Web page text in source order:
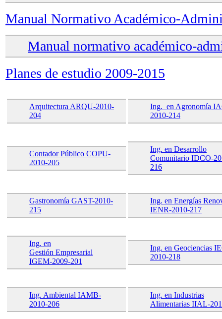
Manual Normativo Académico-
Manual normativo académico-
Planes de estudio 2009-2015
Arquitectura ARQU-2010-
204
Ing. en Agronomía
2010-214
Contador Público COPU-
2010-205
Ing. en Desarrollo
Comunitario IDCO-
216
Gastronomía GAST-2010-
215
Ing. en Energías
IENR-2010-217
Ing. en
Gestión Empresarial
IGEM-2009-201
Ing. en Geociencias
2010-218
Ing. Ambiental IAMB-
2010-206
Ing. en Industrias
Alimentarias IIAL-